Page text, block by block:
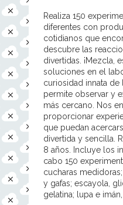
Realiza 150
diferentes con
cotidianos que
descubre las
divertidas. ¡Mezcla,
soluciones en el
curiosidad innata de
permite observar y
más cercano. Nos
proporcionar
que puedan
divertida y sencilla.
8 años. Incluye los
cabo 150
cucharas
y gafas; escayola,
gelatina; lupa e imán,